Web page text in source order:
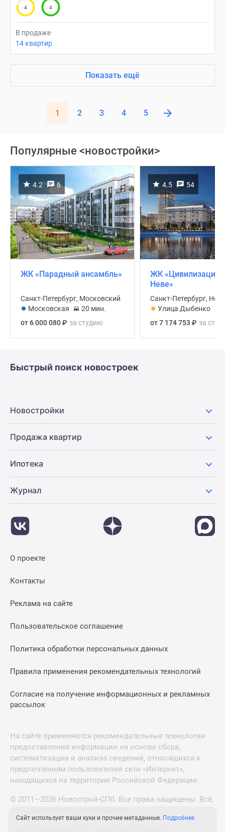
4 4
В продаже
14 квартир
Показать ещё
1 2 3 4 5
Популярные <новостройки>
4.2 6
ЖК «Парадный ансамбль»
Санкт-Петербург, Московский
Московская
20 мин.
от 6 000 080₽ за cтудию
4.5 54
ЖК «Цивилизация
Неве»
Санкт-Петербург,
Улица Дыбенко
от 7 174 753 ₽ за
Быстрый поиск новостроек
Новостройки
Продажа квартир
Ипотека
Журнал
О проекте
Контакты
Реклама на сайте
Пользовательское соглашение
Политика обработки персональных данных
Правила применения рекомендательных технологий
Согласие на получение информационных и рекламных
рассылок
На сайте применяются рекомендательные технологии
предоставления информации на основе сбора,
систематизации и анализа сведений, относящихся к
предпочтениям пользователей сети «Интернет»,
находящихся на территории Российской Федерации.
© 2011—2026 Новострой-СПб. Все права защищены. Всё,
Сайт использует ваши куки и прочие метаданные. Подробнее